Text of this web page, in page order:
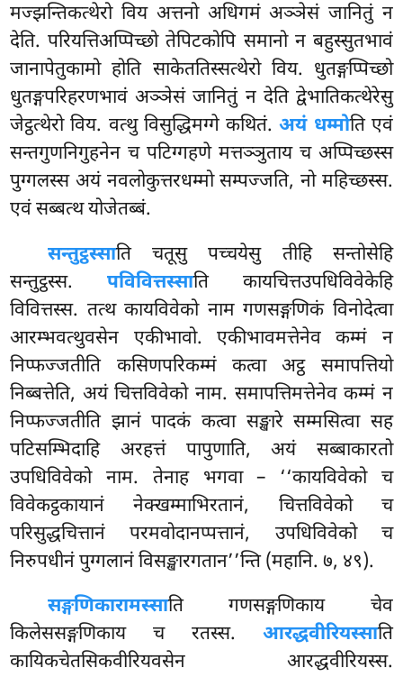
मज्झन्तिकत्थेरो विय अत्तनो अधिगमं अञ्ञेसं जानितुं न
देति. परियत्तिअप्पिच्छो तेपिटकोपि समानो न बहुस्सुतभावं
जानापेतुकामो होति साकेततिस्सत्थेरो विय. धुतङ्गप्पिच्छो
धुतङ्गपरिहरणभावं अञ्ञेसं जानितुं न देति द्वेभातिकत्थेरेसु
जेट्ठत्थेरो विय. वत्थु विसुद्धिमग्गे कथितं.अयं धम्मोति एवं
सन्तगुणनिगुहनेन च पटिग्गहणे मत्तञ्ञुताय च अप्पिच्छस्स
पुग्गलस्स अयं नवलोकुत्तरधम्मो सम्पज्जति, नो महिच्छस्स.
एवं सब्बत्थ योजेतब्बं.
सन्तुट्ठस्साति चतूसु पच्चयेसु तीहि सन्तोसेहि
सन्तुट्ठस्स. पविवित्तस्साति कायचित्तउपधिविवेकेहि
विवित्तस्स. तत्थ कायविवेको नाम गणसङ्गणिकं विनोदेत्वा
आरम्भवत्थुवसेन एकीभावो. एकीभावमत्तेनेव कम्मं न
निप्फज्जतीति कसिणपरिकम्मं कत्वा अट्ठ समापत्तियो
निब्बत्तेति, अयं चित्तविवेको नाम. समापत्तिमत्तेनेव कम्मं न
निप्फज्जतीति झानं पादकं कत्वा सङ्खारे सम्मसित्वा सह
पटिसम्भिदाहि अरहत्तं पापुणाति, अयं सब्बाकारतो
उपधिविवेको नाम. तेनाह भगवा – ‘‘कायविवेको च
विवेकट्ठकायानं नेक्खम्माभिरतानं, चित्तविवेको च
परिसुद्धचित्तानं परमवोदानप्पत्तानं, उपधिविवेको च
निरुपधीनं पुग्गलानं विसङ्खारगतान’’न्ति (महानि. ७, ४९).
सङ्गणिकारामस्सातिगणसङ्गणिकाय चेव
किलेससङ्गणिकाय च रतस्स. आरद्धवीरियस्साति
कायिकचेतसिकवीरियवसेन आरद्धवीरियस्स.